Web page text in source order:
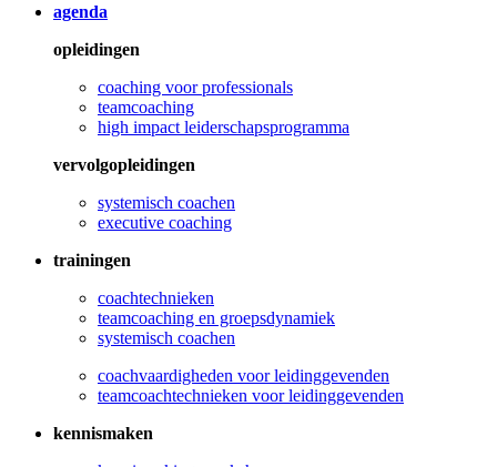
agenda
opleidingen
coaching voor professionals
teamcoaching
high impact leiderschapsprogramma
vervolgopleidingen
systemisch coachen
executive coaching
trainingen
coachtechnieken
teamcoaching en groepsdynamiek
systemisch coachen
coachvaardigheden voor leidinggevenden
teamcoachtechnieken voor leidinggevenden
kennismaken